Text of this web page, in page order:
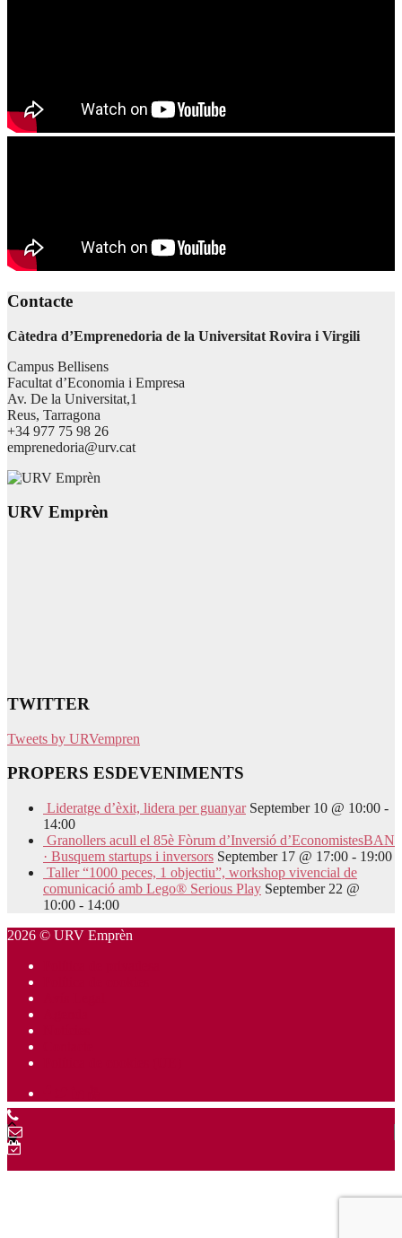
Contacte
Càtedra d’Emprenedoria de la Universitat Rovira i Virgili
Campus Bellisens
Facultat d’Economia i Empresa
Av. De la Universitat,1
Reus, Tarragona
+34 977 75 98 26
emprenedoria@urv.cat
URV Emprèn
TWITTER
Tweets by URVempren
PROPERS ESDEVENIMENTS
Lideratge d’èxit, lidera per guanyar September 10 @ 10:00 -
14:00
Granollers acull el 85è Fòrum d’Inversió d’EconomistesBAN
· Busquem startups i inversors September 17 @ 17:00 - 19:00
Taller “1000 peces, 1 objectiu”, workshop vivencial de
comunicació amb Lego® Serious Play September 22 @
10:00 - 14:00
2026 © URV Emprèn